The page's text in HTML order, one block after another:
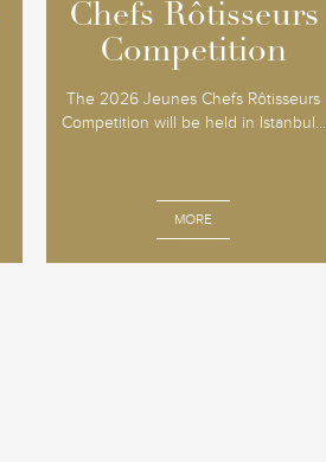
Chefs Rôtisseurs
Competition
The 2026 Jeunes Chefs Rôtisseurs
Competition will be held in Istanbul...
MORE
Chefs Rôtisseurs
Competition